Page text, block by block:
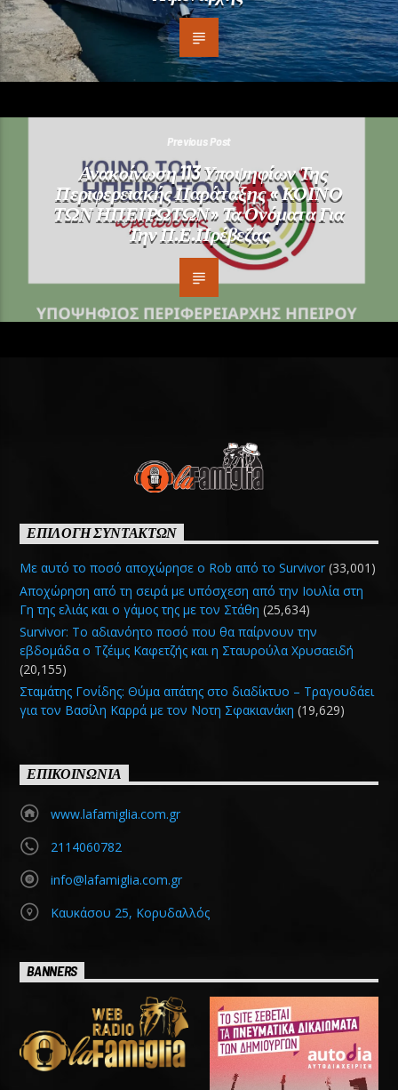
Previous Post
Ανακοίνωση 113 Υποψηφίων Της
Περιφερειακής Παράταξης « ΚΟΙΝΟ
ΤΩΝ ΗΠΕΙΡΩΤΩΝ» Τα Ονόματα Για
Την Π.Ε.Πρέβεζας
ΕΠΙΛΟΓΗ ΣΥΝΤΑΚΤΩΝ
Με αυτό το ποσό αποχώρησε ο Rob από το Survivor (33,001)
Αποχώρηση από τη σειρά με υπόσχεση από την Ιουλία στη
Γη της ελιάς και ο γάμος της με τον Στάθη (25,634)
Survivor: Το αδιανόητο ποσό που θα παίρνουν την
εβδομάδα ο Τζέιμς Καφετζής και η Σταυρούλα Χρυσαειδή
(20,155)
Σταμάτης Γονίδης: Θύμα απάτης στο διαδίκτυο – Τραγουδάει
για τον Βασίλη Καρρά με τον Νοτη Σφακιανάκη (19,629)
ΕΠΙΚΟΙΝΩΝΙΑ
www.lafamiglia.com.gr
2114060782
info@lafamiglia.com.gr
Καυκάσου 25, Κορυδαλλός
BANNERS